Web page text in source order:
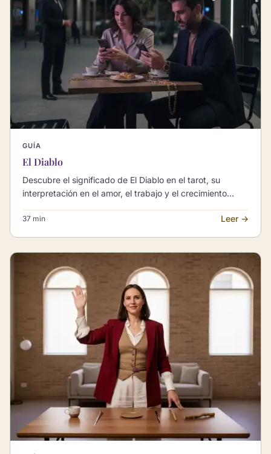
GUÍA
El Diablo
Descubre el significado de El Diablo en el tarot, su
interpretación en el amor, el trabajo y el crecimiento
combinaciones más importantes.
37 min Leer →